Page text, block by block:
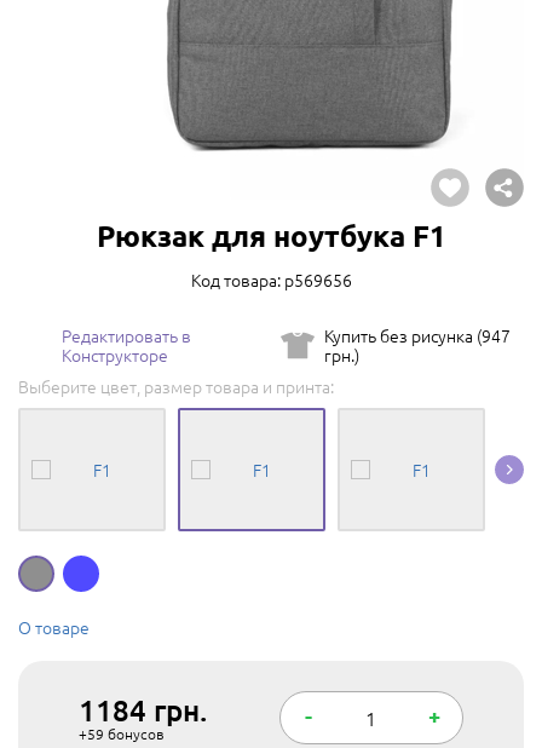
Рюкзак для ноутбука F1
Код товара: p569656
Редактировать в
Конструкторе
Купить без рисунка (947
грн.)
Выберите цвет, размер товара и принта:
О товаре
1184 грн.
+59 бонусов
- +